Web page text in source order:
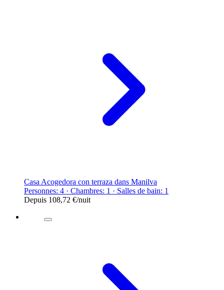
Casa Acogedora con terraza dans Manilva
Personnes: 4 · Chambres: 1 · Salles de bain: 1
Depuis 108,72 €/nuit